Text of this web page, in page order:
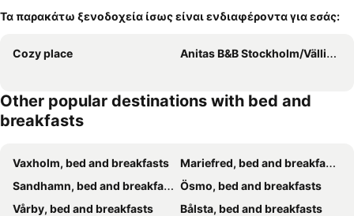
Τα παρακάτω ξενοδοχεία ίσως είναι ενδιαφέροντα για εσάς:
Cozy place Anitas B&B Stockholm/Vällingby
Other popular destinations with bed and
breakfasts
Vaxholm, bed and breakfasts
Mariefred, bed and breakfasts
Sandhamn, bed and breakfasts
Ösmo, bed and breakfasts
Vårby, bed and breakfasts
Bålsta, bed and breakfasts